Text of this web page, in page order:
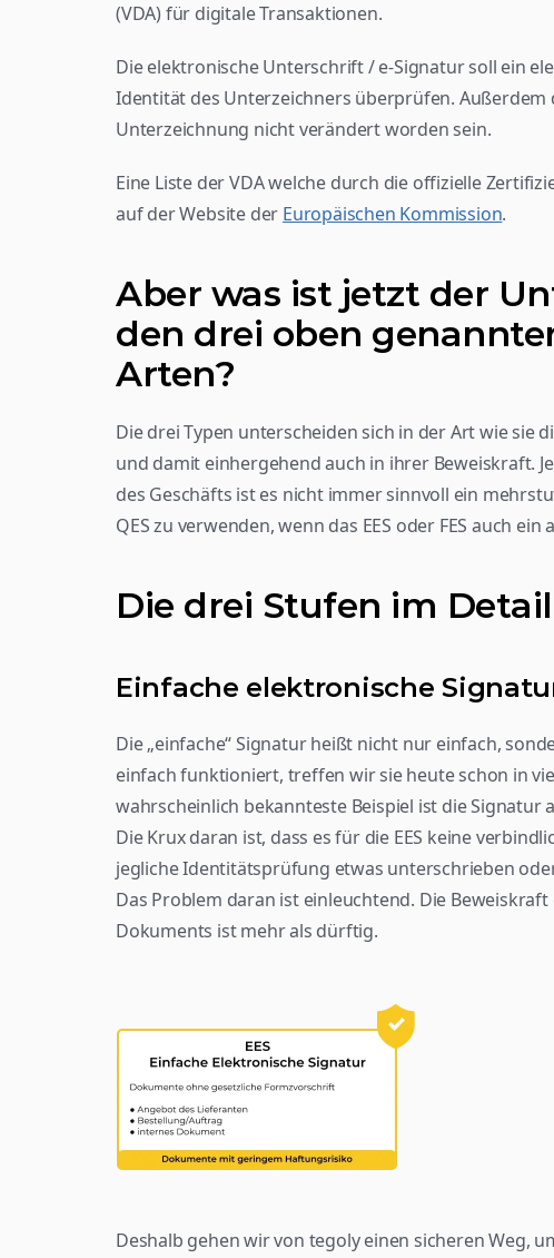
(VDA) für digitale Transaktionen.
Die elektronische Unterschrift / e-Signatur soll ein
Identität des Unterzeichners überprüfen.
Unterzeichnung nicht verändert worden sein.
Eine Liste der VDA welche durch die offizielle
auf der Website der Europäischen Kommission.
Aber was ist jetzt der
den drei oben
Arten?
Die drei Typen unterscheiden sich in der Art wie sie
und damit einhergehend auch in ihrer Beweiskraft.
des Geschäfts ist es nicht immer sinnvoll ein
QES zu verwenden, wenn das EES oder FES auch
Die drei Stufen im Detail
Einfache elektronische Signatur
Die „einfache“ Signatur heißt nicht nur einfach,
einfach funktioniert, treffen wir sie heute schon in
wahrscheinlich bekannteste Beispiel ist die Signatur
Die Krux daran ist, dass es für die EES keine
jegliche Identitätsprüfung etwas unterschrieben
Das Problem daran ist einleuchtend. Die
Dokuments ist mehr als dürftig.
Deshalb gehen wir von tegoly einen sicheren Weg,